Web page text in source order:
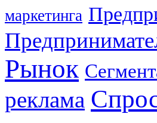
маркетинга
Рынок
реклама